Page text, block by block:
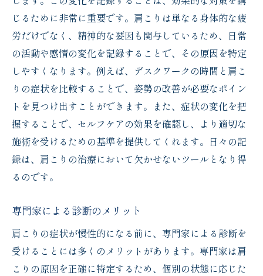
じるために非常に重要です。肩こりは単なる身体的な疲
労だけでなく、精神的な要因も関与しているため、日常
の活動や感情の変化を記録することで、その原因を特定
しやすくなります。例えば、デスクワークの時間と肩こ
りの症状を比較することで、姿勢の改善が必要なポイン
トを見つけ出すことができます。また、症状の変化を把
握することで、セルフケアの効果を確認し、より適切な
施術を受けるための基準を提供してくれます。日々の記
録は、肩こりの治療において欠かせないツールとなり得
るのです。
専門家による診断のメリット
肩こりの症状が慢性的になる前に、専門家による診断を
受けることには多くのメリットがあります。専門家は肩
こりの原因を正確に特定するため、個別の状態に応じた